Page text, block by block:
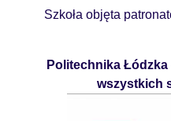
Szkoła objęta
Politechnika
wszystkich